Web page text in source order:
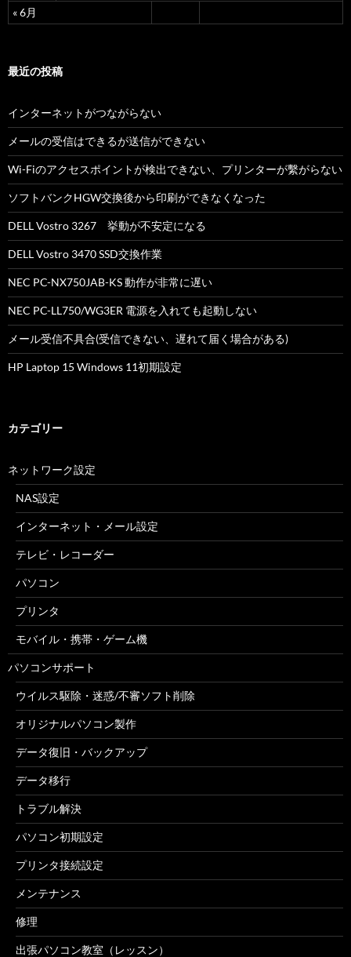
« 6月
最近の投稿
インターネットがつながらない
メールの受信はできるが送信ができない
Wi-Fiのアクセスポイントが検出できない、プリンターが繫がらない
ソフトバンクHGW交換後から印刷ができなくなった
DELL Vostro 3267 挙動が不安定になる
DELL Vostro 3470 SSD交換作業
NEC PC-NX750JAB-KS 動作が非常に遅い
NEC PC-LL750/WG3ER 電源を入れても起動しない
メール受信不具合(受信できない、遅れて届く場合がある)
HP Laptop 15 Windows 11初期設定
カテゴリー
ネットワーク設定
NAS設定
インターネット・メール設定
テレビ・レコーダー
パソコン
プリンタ
モバイル・携帯・ゲーム機
パソコンサポート
ウイルス駆除・迷惑/不審ソフト削除
オリジナルパソコン製作
データ復旧・バックアップ
データ移行
トラブル解決
パソコン初期設定
プリンタ接続設定
メンテナンス
修理
出張パソコン教室（レッスン）